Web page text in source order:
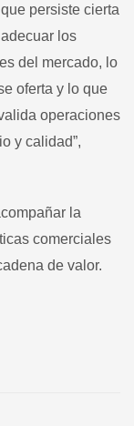
persiste cierta
los
del mercado, lo
oferta y lo que
operaciones
y calidad”,
la
comerciales
de valor.